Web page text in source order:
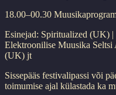
18.00–00.30
Esinejad: Spiritualized (UK) |
Elektroonilise Muusika Seltsi
(UK) jt
Sissepääs festivalipassi või
toimumise ajal külastada ka